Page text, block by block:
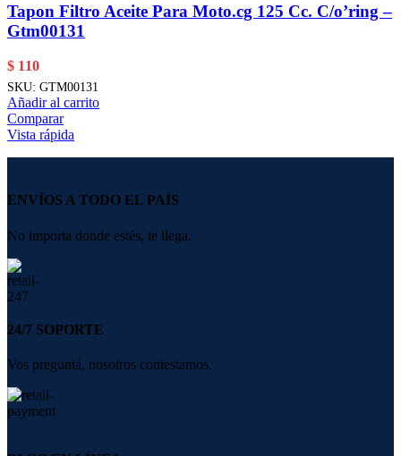
Tapon Filtro Aceite Para Moto.cg 125 Cc. C/o’ring –
Gtm00131
$ 110
SKU: GTM00131
Añadir al carrito
Comparar
Vista rápida
ENVÍOS A TODO EL PAÍS
No importa donde estés, te llega.
24/7 SOPORTE
Vos preguntá, nosotros contestamos.